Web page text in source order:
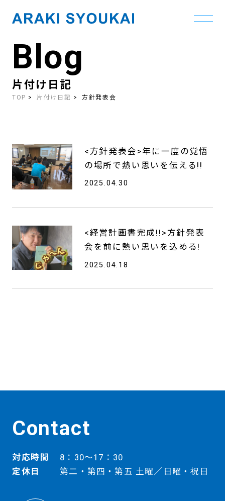
contentBlog
片付け日記
TOP 片付け日記 方針発表会
<方針発表会>年に一度の覚悟
の場所で熱い思いを伝える!!
2025.04.30
<経営計画書完成!!>方針発表
会を前に熱い思いを込める!
2025.04.18
Contact
対応時間
8：30～17：30
定休日
第二・第四・第五 土曜／日曜・祝日